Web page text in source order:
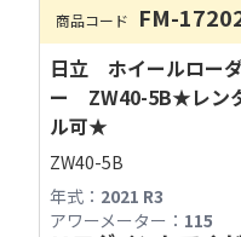
商品コード FM-
日立 ホイールロー
ー ZW40-5B★レン
ル可★
ZW40-5B
年式： 2021 R3
アワーメーター： 115
フィールド
営業時間や
最新の商品
ださい。
古物商許可：長野
〒391-0013